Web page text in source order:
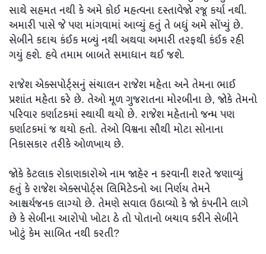
સાથે સહમત નથી કે અમે કોઈ મહત્વના દસ્તાવેજો રજૂ કર્યા નથી.
અમારી પાસે જે પણ માંગવામાં આવ્યું હતું તે બધું અમે સોંપ્યું છે.
સેબીને કદાચ કંઈક મળ્યું નથી અથવા અમારી તરફથી કંઈક રહી
ગયું હશે. હવે તમામ બાબતે સમાધાન થઈ જશે.
રાજેશ એક્સપોર્ટ્સનું સંચાલન રાજેશ મહેતા અને તેમના ભાઈ
પ્રશાંત મહેતા કરે છે. તેઓ મૂળ ગુજરાતના મોરબીના છે, જોકે તેમનો
પરિવાર કર્ણાટકમાં સ્થાયી થયો છે. રાજેશ મહેતાનો જન્મ પણ
કર્ણાટકમાં જ થયો હતો. તેઓ વિશ્વના સૌથી મોટા સોનાના
નિકાસકાર તરીકે ઓળખાય છે.
જોકે કેટલાક રોકાણકારોએ નામ જાહેર ન કરવાની શરતે જણાવ્યું
હતું કે રાજેશ એક્સપોર્ટ્સ લિમિટેડનો આ નિર્ણય તેમને
આશ્ચર્યજનક લાગ્યો છે. તેમણે સવાલ ઉઠાવ્યો કે જો કંપનીને લાગે
છે કે સેબીના આરોપો ખોટા ઠે તો પોતાનો બચાવ કરીને સેબીને
ખોટું કેમ સાબિત નથી કરતી?